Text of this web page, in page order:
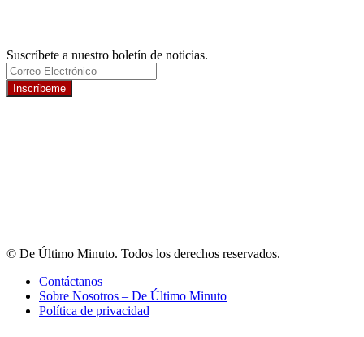
Suscríbete a nuestro boletín de noticias.
Inscríbeme
© De Último Minuto. Todos los derechos reservados.
Contáctanos
Sobre Nosotros – De Último Minuto
Política de privacidad